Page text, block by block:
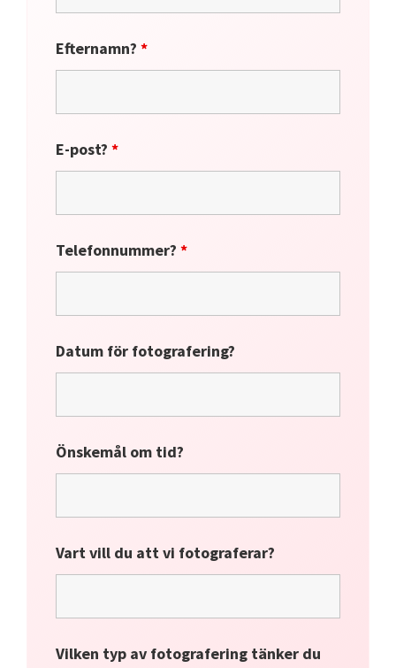
Efternamn?*
E-post?*
Telefonnummer?*
Datum för fotografering?
Önskemål om tid?
Vart vill du att vi fotograferar?
Vilken typ av fotografering tänker du